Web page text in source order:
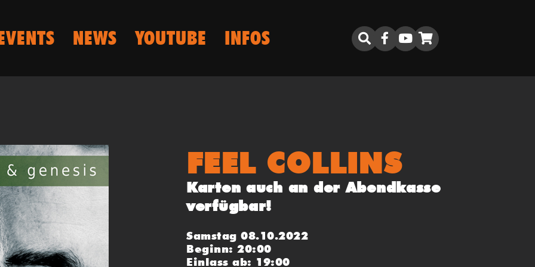
NEWS YOUTUBE INFOS
FEEL COLLINS
Karten auch an der Abendkasse
verfügbar!
Samstag 08.10.2022
Beginn: 20:00
Einlass ab: 19:00